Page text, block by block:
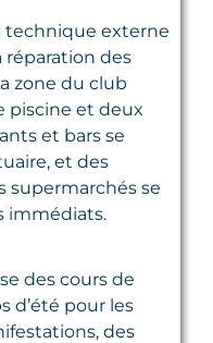
technique externe
des
zone du club
piscine et deux
et bars se
et des
supermarchés se
immédiats.
des cours de
d’été pour les
des